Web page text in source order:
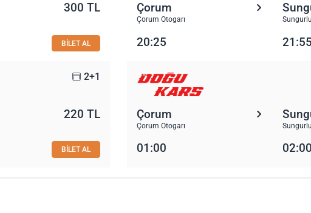
300 TL
BİLET AL
Çorum
Çorum Otogarı
20:25 21:55
2+1
220 TL
BİLET AL
Çorum
Çorum Otogarı
01:00 02:00